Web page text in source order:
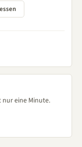
eine Minute.